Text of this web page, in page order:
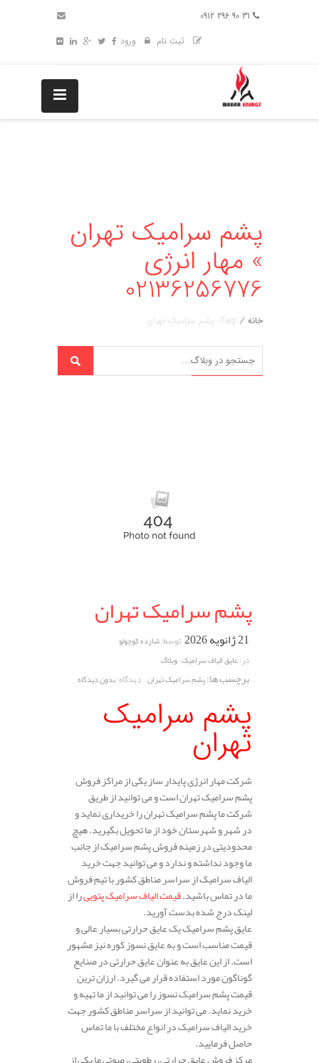
ثبت نام
ورود
پشم سرامیک تهران
» مهار انرژی
02136256776
خانه / Tag: پشم سرامیک تهران
پشم سرامیک تهران
21 ژانویه 2026 توسط:شازده کوچولو
در:عایق الیاف سرامیک ,وبلاگ
برچسب ها:پشم سرامیک تهران دیدگاه:بدون دیدگاه
پشم سرامیک
تهران
شرکت مهار انرژی پایدار ساز یکی از مراکز فروش
پشم سرامیک تهران است و می توانید از طریق
شرکت ما پشم سرامیک تهران را خریداری نماید و
در شهر و شهرستان خود از ما تحویل بگیرید. هیچ
محدودیتی در زمینه فروش پشم سرامیک از جانب
ما وجود نداشته و ندارد و می توانید جهت خرید
الیاف سرامیک از سراسر مناطق کشور با تیم فروش
ما در تماس باشید.قیمت الیاف سرامیک پتوییرا از
لینک درج شده بدست آورید.
عایق پشم سرامیک یک عایق حرارتی بسیار عالی و
قیمت مناسب است و به عایق نسوز کوره نیز مشهور
است. از این عایق به عنوان عایق حرارتی در صنایع
گوناگون مورد استفاده قرار می گیرد. ارزان ترین
قیمت پشم سرامیک نسوز را می توانید از ما تهیه و
خرید نماید. می توانید از سراسر مناطق کشور جهت
خرید الیاف سرامیک در انواع مختلف با ما تماس
حاصل فرمایید.